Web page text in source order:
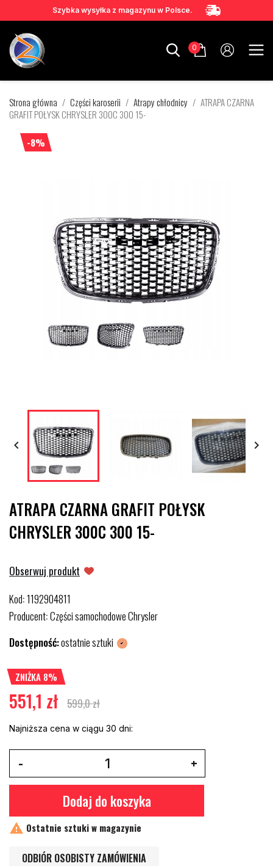
Szybka wysyłka z magazynu w Polsce.
0
Strona główna Części karoserii Atrapy chłodnicy
ATRAPA CZARNA
GRAFIT POŁYSK CHRYSLER 300C 300 15-
-8%
 
ATRAPA CZARNA GRAFIT POŁYSK
CHRYSLER 300C 300 15-
Obserwuj produkt
Kod:1192904811
Producent:Części samochodowe Chrysler
Dostępność:ostatnie sztuki
ZNIŻKA 8%
551,1 zł 599,0 zł
Najniższa cena w ciągu 30 dni:
Dodaj do koszyka
 Ostatnie sztuki w magazynie
ODBIÓR OSOBISTY ZAMÓWIENIA